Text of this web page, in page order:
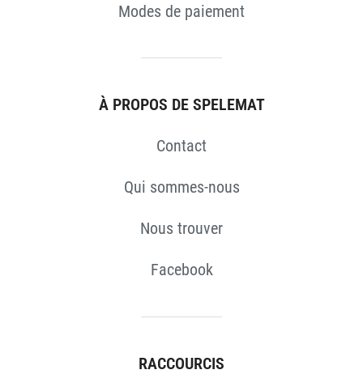
Modes de paiement
À PROPOS DE SPELEMAT
Contact
Qui sommes-nous
Nous trouver
Facebook
RACCOURCIS